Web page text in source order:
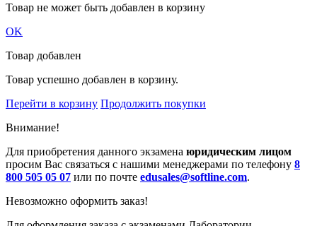
Товар не может быть добавлен в корзину
OK
Товар добавлен
Товар успешно добавлен в корзину.
Перейти в корзину Продолжить покупки
Внимание!
Для приобретения данного экзамена юридическим лицом
просим Вас связаться с нашими менеджерами по телефону 8
800 505 05 07 или по почте edusales@softline.com.
Невозможно оформить заказ!